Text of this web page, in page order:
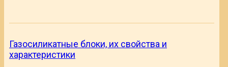
Газосиликатные блоки, их свойства и
характеристики